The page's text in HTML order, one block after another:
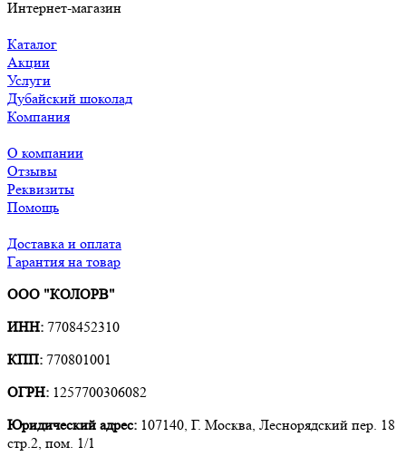
Интернет-магазин
Каталог
Акции
Услуги
Дубайский шоколад
Компания
О компании
Отзывы
Реквизиты
Помощь
Доставка и оплата
Гарантия на товар
ООО "КОЛОРВ"
ИНН: 7708452310
КПП: 770801001
ОГРН: 1257700306082
Юридический адрес: 107140, Г. Москва, Леснорядский пер. 18
стр.2, пом. 1/1